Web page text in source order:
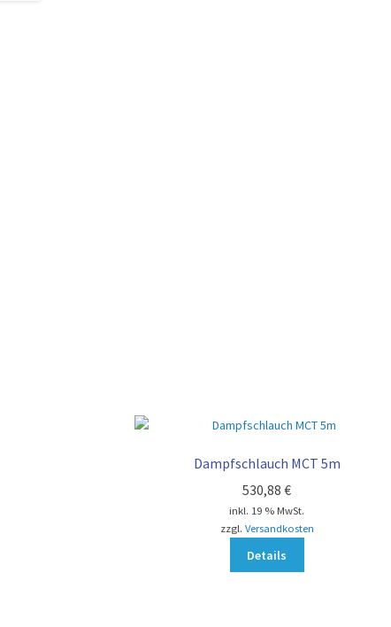
Dampfschlauch MCT 5m
530,88€
inkl. 19 % MwSt.
zzgl. Versandkosten
Details